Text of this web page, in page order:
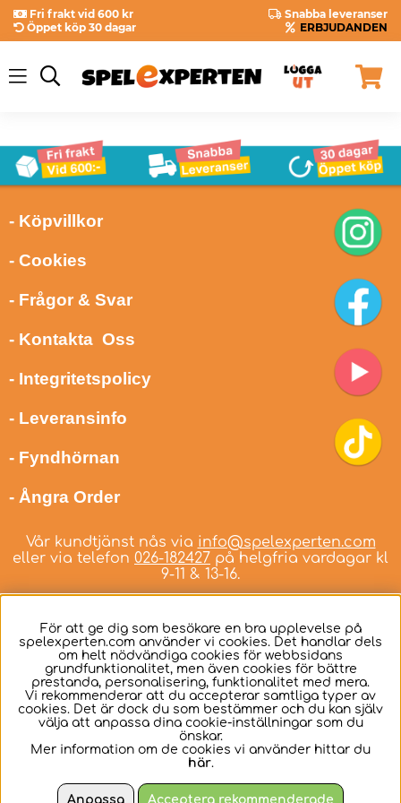
Fri frakt vid 600 kr
Snabba leveranser
Öppet köp 30 dagar
ERBJUDANDEN
- Köpvillkor
- Cookies
- Frågor & Svar
- Kontakta Oss
- Integritetspolicy
- Leveransinfo
- Fyndhörnan
- Ångra Order
Vår kundtjänst nås via info@spelexperten.com
eller via telefon 026-182427 på helgfria vardagar kl
9-11 & 13-16.
Svenska
För att ge dig som besökare en bra upplevelse på
spelexperten.com använder vi cookies. Det handlar dels
om helt nödvändiga cookies för webbsidans
grundfunktionalitet, men även cookies för bättre
prestanda, personalisering, funktionalitet med mera.
Vi rekommenderar att du accepterar samtliga typer av
cookies. Det är dock du som bestämmer och du kan själv
välja att anpassa dina cookie-inställningar som du
önskar.
Mer information om de cookies vi använder hittar du
här.
Anpassa Acceptera rekommenderade